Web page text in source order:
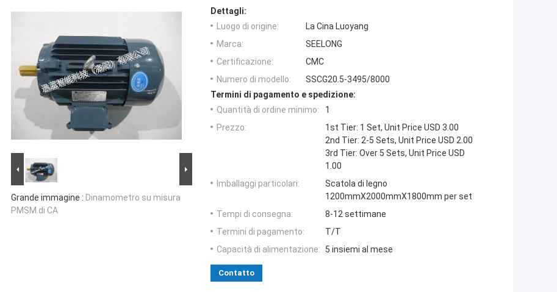
Grande immagine : Dinamometro su misura
PMSM di CA
Dettagli:
Luogo di origine:
La Cina Luoyang
Marca:
SEELONG
Certificazione:
CMC
Numero di modello:
SSCG20.5-3495/8000
Termini di pagamento e spedizione:
Quantità di ordine minimo:
1
Prezzo:
1st Tier: 1 Set, Unit Price USD 3.00
2nd Tier: 2-5 Sets, Unit Price USD 2.00
3rd Tier: Over 5 Sets, Unit Price USD
1.00
Imballaggi particolari:
Scatola di legno
1200mmX2000mmX1800mm per set
Tempi di consegna:
8-12 settimane
Termini di pagamento:
T/T
Capacità di alimentazione:
5 insiemi al mese
Contatto